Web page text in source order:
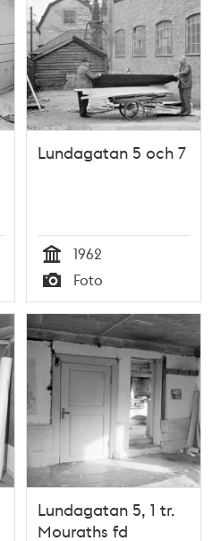
Lundagatan 5 och 7
Tid
1962
Typ
Foto
Lundagatan 5, 1 tr.
Mouraths fd